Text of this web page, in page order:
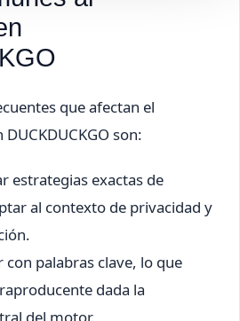
que afectan el
son:
estrategias exactas de
al contexto de privacidad y
palabras clave, lo que
dada la